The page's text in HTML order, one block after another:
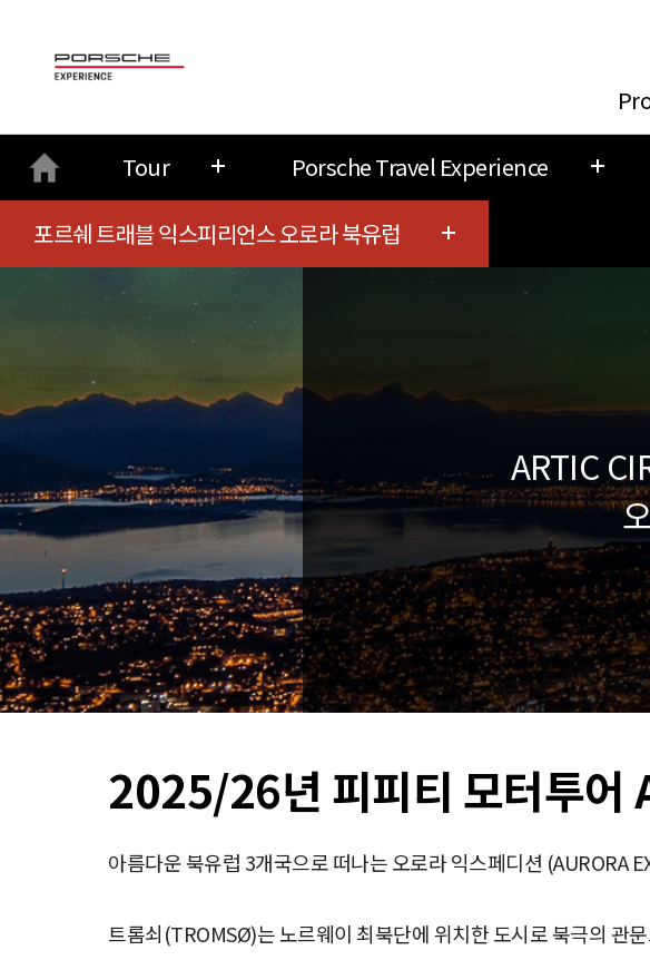
대
메
뉴
Tour Porsche Travel Experience
포르쉐 트래블 익스피리언스 오로라 북유럽
ARTIC
2025/26년 피피티 모터투
아름다운 북유럽 3개국으로 떠나는 오로라 익스페디션 (AURORA
트롬쇠(TROMSØ)는 노르웨이 최북단에 위치한 도시로 북극의 관